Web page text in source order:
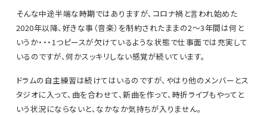
そんな中途半端な時期ではありますが、コロナ禍と言われ始めた
2020年以降、好きな事（音楽）を制約されたままの2～3年間は何と
いうか・・・1つピースが欠けているような状態で仕事面では充実して
いるのですが、何かスッキリしない感覚が続いています。
ドラムの自主練習は続けてはいるのですが、やはり他のメンバーとス
タジオに入って、曲を合わせて、新曲を作って、時折ライブもやってと
いう状況にならないと、なかなか気持ちが入りません。